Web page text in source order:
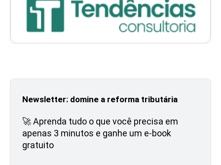
Newsletter: domine a reforma tributária
🚀 Aprenda tudo o que você precisa em
apenas 3 minutos e ganhe um e-book
gratuito